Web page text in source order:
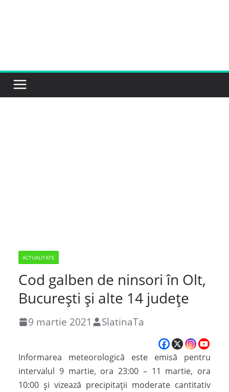
ACTUALITATE
Cod galben de ninsori în Olt,
București și alte 14 județe
9 martie 2021 SlatinaTa
Informarea meteorologică este emisă pentru
intervalul 9 martie, ora 23:00 – 11 martie, ora
10:00 și vizează precipitații moderate cantitativ